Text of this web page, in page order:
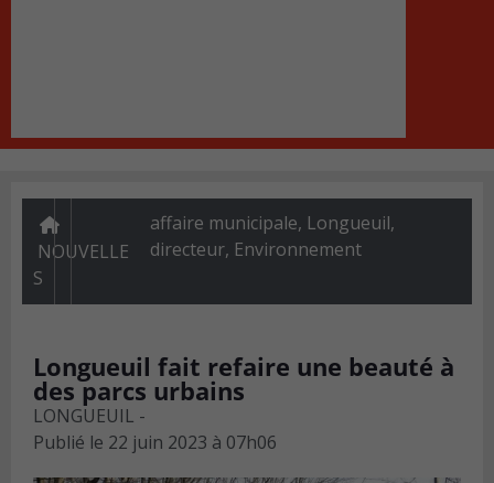
NOUVELLE
S
affaire municipale, Longueuil,
directeur, Environnement
Longueuil fait refaire une beauté à
des parcs urbains
LONGUEUIL -
Publié le 22 juin 2023 à 07h06